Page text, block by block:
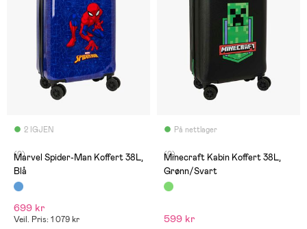
2 IGJEN
(0)
Marvel Spider-Man Koffert 38L,
Blå
699 kr
Veil. Pris: 1 079 kr
På nettlager
(0)
Minecraft Kabin Koffert 38L,
Grønn/Svart
599 kr